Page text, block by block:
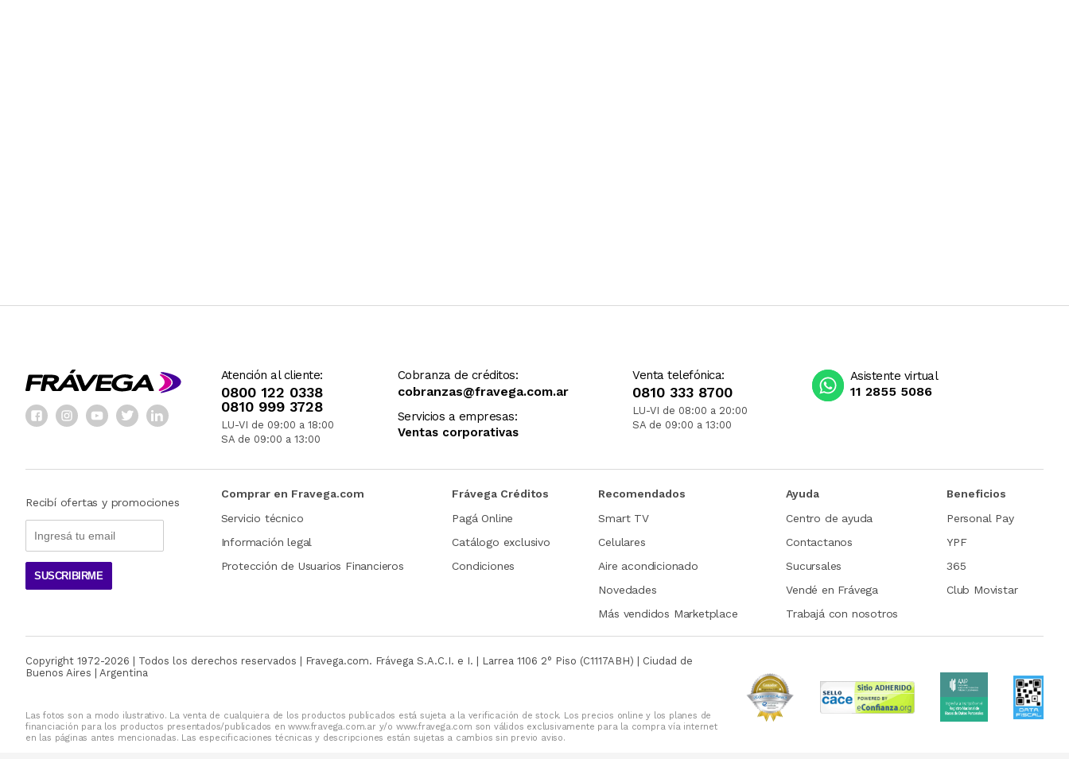
Atención al cliente:
0800 122 0338
0810 999 3728
LU-VI de 09:00 a 18:00
SA de 09:00 a 13:00
Cobranza de créditos:
cobranzas@fravega.com.ar
Servicios a empresas:
Ventas corporativas
Venta telefónica:
0810 333 8700
LU-VI de 08:00 a 20:00
SA de 09:00 a 13:00
Asistente virtual
11 2855 5086
Recibí ofertas y promociones
SUSCRIBIRME
Comprar en Fravega.com
Servicio técnico
Información legal
Protección de Usuarios Financieros
Frávega Créditos
Pagá Online
Catálogo exclusivo
Condiciones
Recomendados
Smart TV
Celulares
Aire acondicionado
Novedades
Más vendidos Marketplace
Ayuda
Centro de ayuda
Contactanos
Sucursales
Vendé en Frávega
Trabajá con nosotros
Beneficios
Personal Pay
YPF
365
Club Movistar
Copyright 1972-2026 | Todos los derechos reservados | Fravega.com. Frávega S.A.C.I. e I. | Larrea 1106 2° Piso (C1117ABH) | Ciudad de
Buenos Aires | Argentina
Las fotos son a modo ilustrativo. La venta de cualquiera de los productos publicados está sujeta a la verificación de stock. Los precios online y los planes de
financiación para los productos presentados/publicados en www.fravega.com.ar y/o www.fravega.com son válidos exclusivamente para la compra vía internet
en las páginas antes mencionadas. Las especificaciones técnicas y descripciones están sujetas a cambios sin previo aviso.